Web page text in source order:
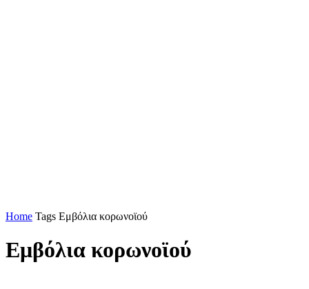
Home Tags Εμβόλια κορωνοϊού
Εμβόλια κορωνοϊού